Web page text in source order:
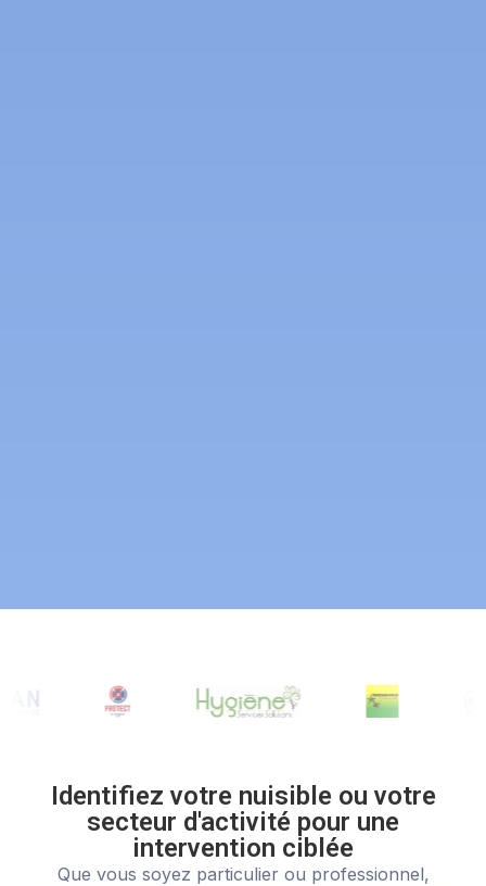
Identifiez votre nuisible ou votre
secteur d'activité pour une
intervention ciblée
Que vous soyez particulier ou professionnel,